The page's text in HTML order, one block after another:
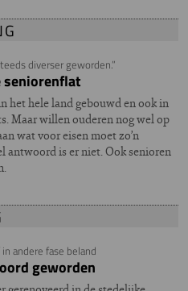
diverser geworden.”
seniorenflat
het hele land gebouwd en ook in
Maar willen ouderen nog wel op
wat voor eisen moet zo’n
antwoord is er niet. Ook senioren
andere fase beland
geworden